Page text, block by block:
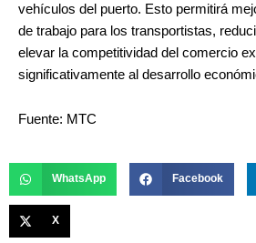
vehículos del puerto. Esto permitirá
de trabajo para los transportistas,
elevar la competitividad del comercio
significativamente al desarrollo
Fuente: MTC
WhatsApp Facebook
X